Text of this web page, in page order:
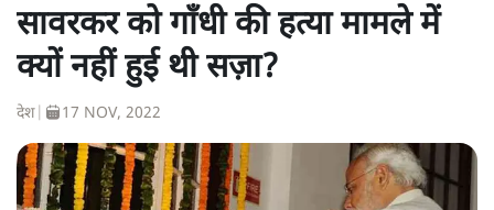
सावरकर को गाँधी की हत्या मामले में
क्यों नहीं हुई थी सज़ा?
देश 17 NOV, 2022